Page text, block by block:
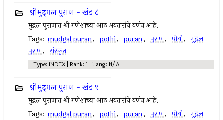
श्रीमुद्‍गल पुराण - खंड ८
मुद्गल पुराणात श्री गणेशाच्या आठ अवतारांचे वर्णन आहे.
Tags: mudgal puran, pothi, puran, पुराण, पोथी, मुद्गल
पुराण, संस्कृत
Type: INDEX | Rank: 1 | Lang: N/A
श्रीमुद्‍गल पुराण - खंड ९
मुद्गल पुराणात श्री गणेशाच्या आठ अवतारांचे वर्णन आहे.
Tags: mudgal puran, pothi, puran, पुराण, पोथी, मुद्गल